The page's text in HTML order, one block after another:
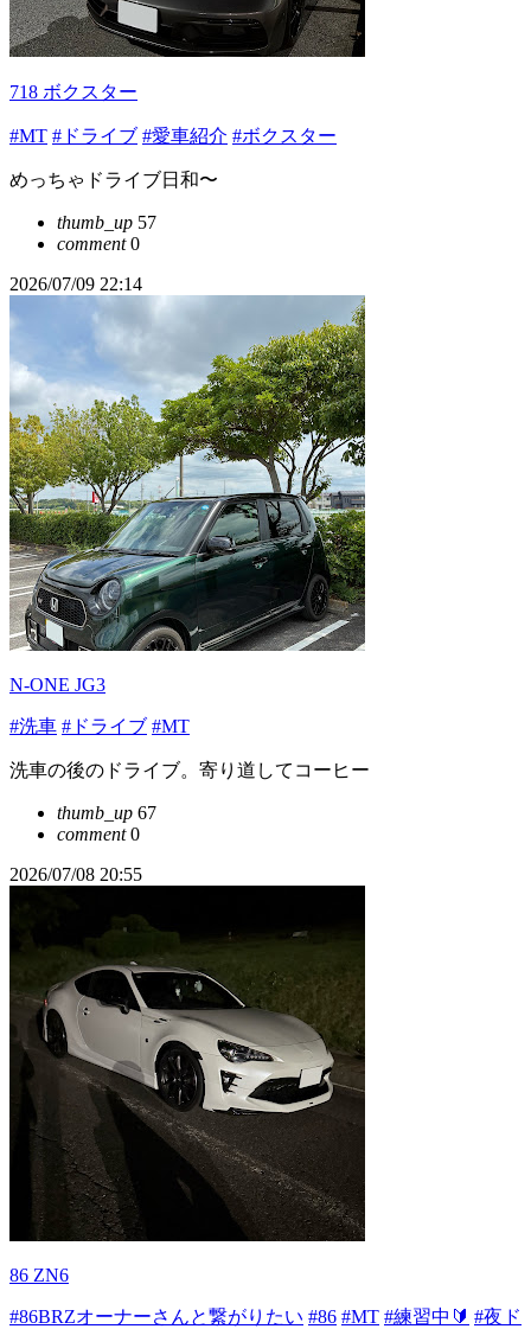
718 ボクスター
#MT #ドライブ #愛車紹介 #ボクスター
めっちゃドライブ日和〜
thumb_up 57
comment0
2026/07/09 22:14
N-ONE JG3
#洗車 #ドライブ #MT
洗車の後のドライブ。寄り道してコーヒー
thumb_up 67
comment0
2026/07/08 20:55
86 ZN6
#86BRZオーナーさんと繋がりたい #86 #MT #練習中🔰 #夜ド